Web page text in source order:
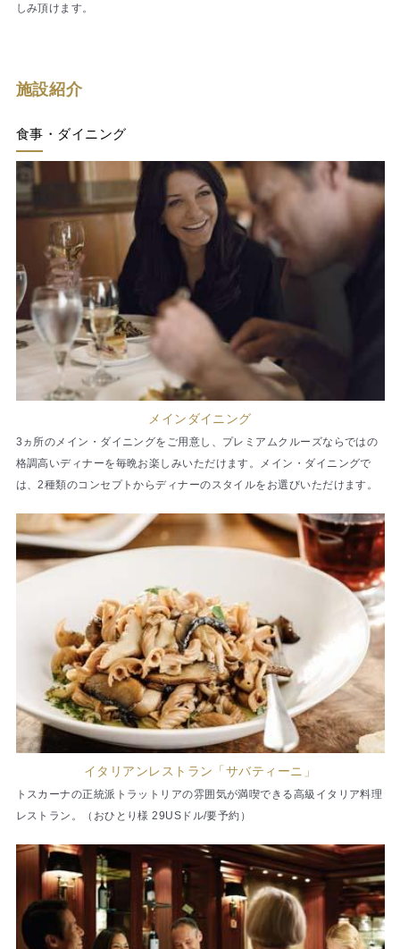
しみ頂けます。
施設紹介
食事・ダイニング
メインダイニング
3ヵ所のメイン・ダイニングをご用意し、プレミアムクルーズならではの
格調高いディナーを毎晩お楽しみいただけます。メイン・ダイニングで
は、2種類のコンセプトからディナーのスタイルをお選びいただけます。
イタリアンレストラン「サバティーニ」
トスカーナの正統派トラットリアの雰囲気が満喫できる高級イタリア料理
レストラン。（おひとり様 29USドル/要予約）